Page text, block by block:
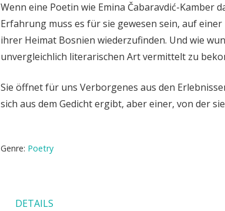
Wenn eine Poetin wie Emina Čabaravdić-Kamber
Erfahrung muss es für sie gewesen sein, auf
ihrer Heimat Bosnien wiederzufinden. Und wie
unvergleichlich literarischen Art vermittelt zu
Sie öffnet für uns Verborgenes aus den
sich aus dem Gedicht ergibt, aber einer, von der
Genre: Poetry
DETAILS